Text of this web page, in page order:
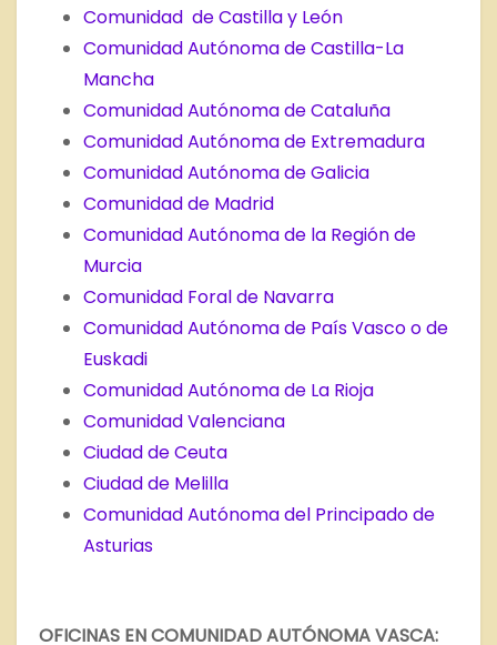
Comunidad de Castilla y León
Comunidad Autónoma de Castilla-La
Mancha
Comunidad Autónoma de Cataluña
Comunidad Autónoma de Extremadura
Comunidad Autónoma de Galicia
Comunidad de Madrid
Comunidad Autónoma de la Región de
Murcia
Comunidad Foral de Navarra
Comunidad Autónoma de País Vasco o de
Euskadi
Comunidad Autónoma de La Rioja
Comunidad Valenciana
Ciudad de Ceuta
Ciudad de Melilla
Comunidad Autónoma del Principado de
Asturias
OFICINAS EN COMUNIDAD AUTÓNOMA VASCA: